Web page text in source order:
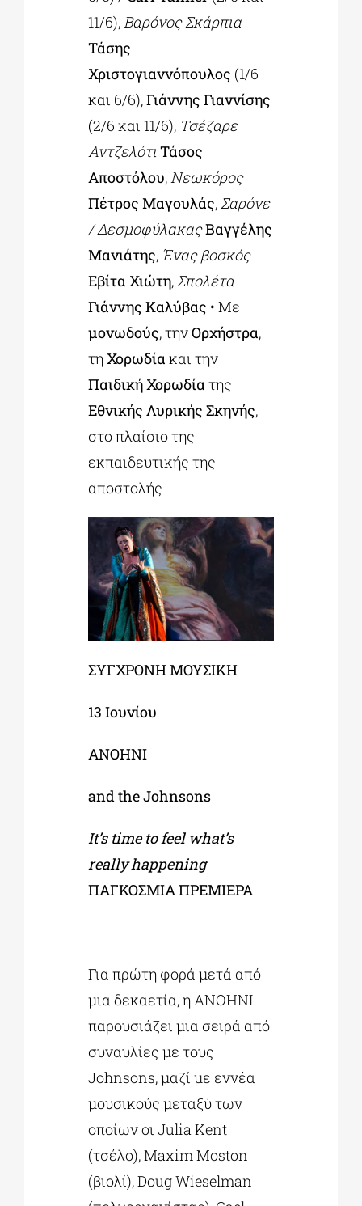
11/6),Βαρόνος Σκάρπια
Τάσης
Χριστογιαννόπουλος (1/6
και 6/6),Γιάννης Γιαννίσης
(2/6 και 11/6), Τσέζαρε
ΑντζελότιΤάσος
Αποστόλου,Νεωκόρος
Πέτρος Μαγουλάς,Σαρόνε
/ ΔεσμοφύλακαςΒαγγέλης
Μανιάτης, Ένας βοσκός
Εβίτα Χιώτη,Σπολέτα
Γιάννης Καλύβας • Με
μονωδούς, τηνΟρχήστρα,
τηΧορωδία και την
Παιδική Χορωδία της
Εθνικής Λυρικής Σκηνής,
στο πλαίσιο της
εκπαιδευτικής της
αποστολής
ΣΥΓΧΡΟΝΗΜΟΥΣΙΚΗ
13Ιουνίου
ANOHNI
and the Johnsons
It’s time to feel what’s
really happening
ΠΑΓΚΟΣΜΙΑΠΡΕΜΙΕΡΑ
Για πρώτη φορά μετά από
μια δεκαετία, η ANOHNI
παρουσιάζει μια σειρά από
συναυλίες με τους
Johnsons, μαζί με εννέα
μουσικούς μεταξύ των
οποίων οι Julia Kent
(τσέλο), Maxim Moston
(βιολί), Doug Wieselman